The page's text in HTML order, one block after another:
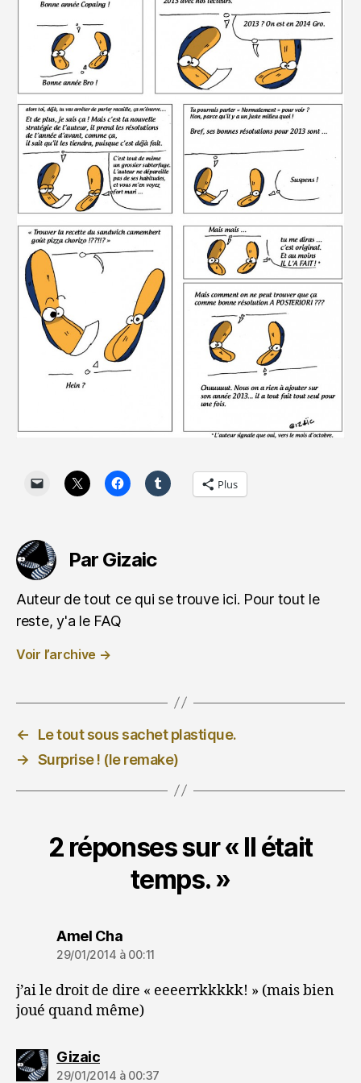
Plus
Par Gizaic
Auteur de tout ce qui se trouve ici. Pour tout le
reste, y'a le FAQ
Voir l’archive →
←
Le tout sous sachet plastique.
→ Surprise ! (le remake)
2 réponses sur « Il était
temps. »
Amel Chadit :
29/01/2014 à 00:11
j’ai le droit de dire « eeeerrkkkkk! » (mais bien
joué quand même)
Gizaicdit :
29/01/2014 à 00:37